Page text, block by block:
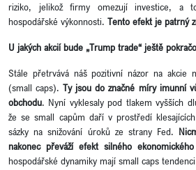
riziko, jelikož firmy omezují investice, a
hospodářské výkonnosti. Tento efekt je patrný
U jakých akcií bude „Trump trade“ ještě
Stále přetrvává náš pozitivní názor na akcie
(small caps).Ty jsou do značné míry imunní
obchodu. Nyní vyklesaly pod tlakem vyšších
že se small capům daří v prostředí
sázky na snižování úroků ze strany Fed.
nakonec převáží efekt silného
hospodářské dynamiky mají small caps